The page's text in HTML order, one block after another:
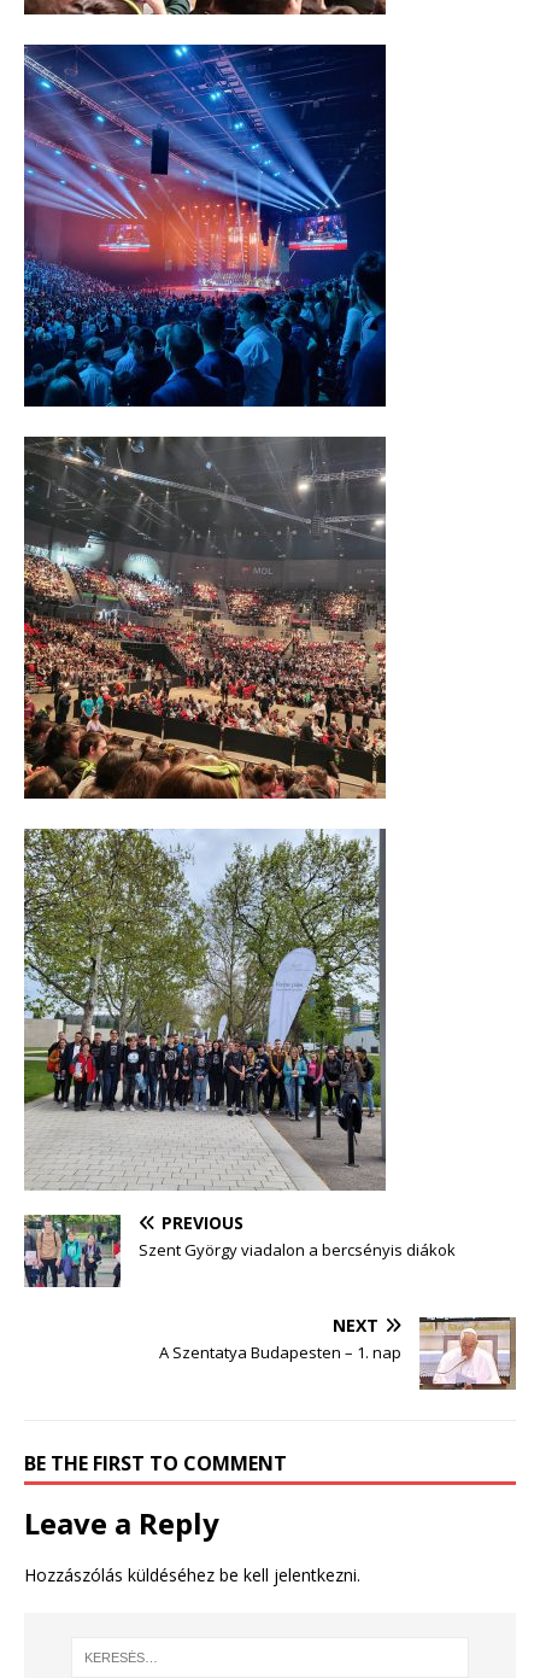
PREVIOUS
Szent György viadalon a bercsényis diákok
NEXT
A Szentatya Budapesten – 1. nap
BE THE FIRST TO COMMENT
Leave a Reply
Hozzászólás küldéséhez be kell jelentkezni.